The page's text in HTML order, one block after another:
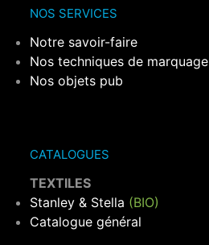
NOS SERVICES
Notre savoir-faire
Nos techniques de marquage
Nos objets pub
CATALOGUES
TEXTILES
Stanley & Stella (BIO)
Catalogue général